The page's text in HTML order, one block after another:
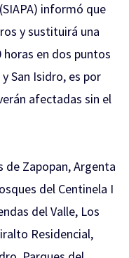
informó que
y sustituirá una
horas en dos puntos
San Isidro, es por
afectadas sin el
de Zapopan, Argenta
del Centinela I
del Valle, Los
Residencial,